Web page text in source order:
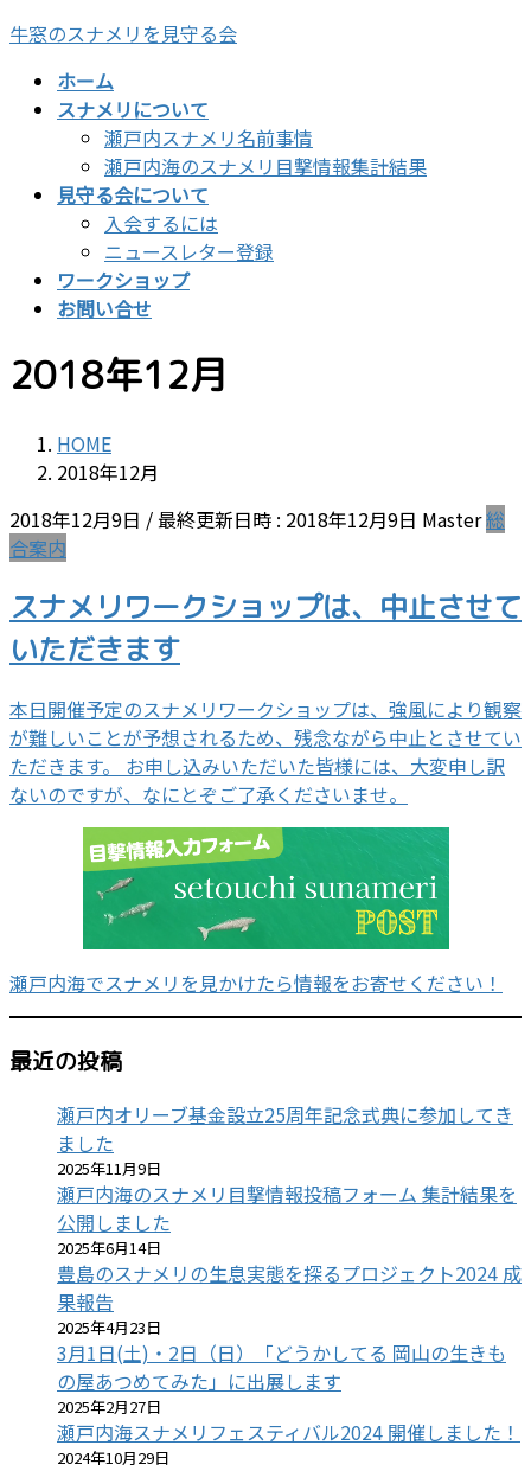
コ
ナ
牛窓のスナメリを見守る会
ホーム
スナメリについて
瀬戸内スナメリ名前事情
瀬戸内海のスナメリ目撃情報集計結果
見守る会について
入会するには
ニュースレター登録
ワークショップ
お問い合せ
2018年12月
HOME
2018年12月
2018年12月9日 / 最終更新日時 : 2018年12月9日 Master総
合案内
スナメリワークショップは、中止させて
いただきます
本日開催予定のスナメリワークショップは、強風により観察
が難しいことが予想されるため、残念ながら中止とさせてい
ただきます。 お申し込みいただいた皆様には、大変申し訳
ないのですが、なにとぞご了承くださいませ。
瀬戸内海でスナメリを見かけたら情報をお寄せください！
最近の投稿
瀬戸内オリーブ基金設立25周年記念式典に参加してき
ました
2025年11月9日
瀬戸内海のスナメリ目撃情報投稿フォーム 集計結果を
公開しました
2025年6月14日
豊島のスナメリの生息実態を探るプロジェクト2024 成
果報告
2025年4月23日
3月1日(土)・2日（日）「どうかしてる 岡山の生きも
の屋あつめてみた」に出展します
2025年2月27日
瀬戸内海スナメリフェスティバル2024 開催しました！
2024年10月29日